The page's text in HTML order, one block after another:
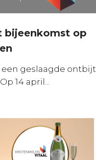
bijeenkomst op
een geslaagde ontbijt
14 april...